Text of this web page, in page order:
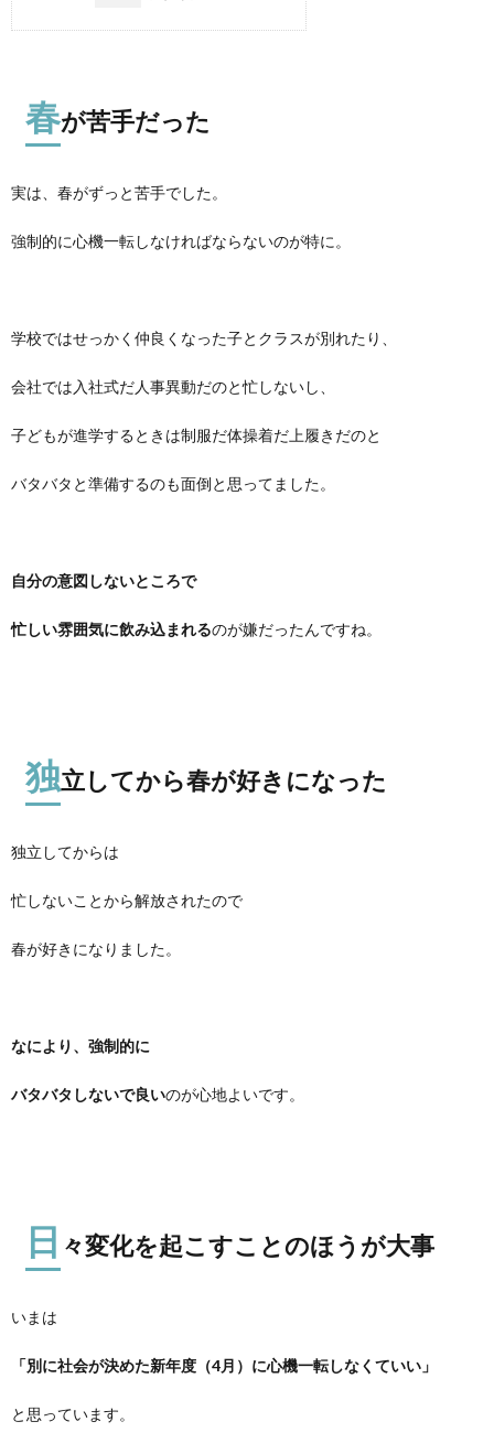
春が苦手だった
実は、春がずっと苦手でした。
強制的に心機一転しなければならないのが特に。
学校ではせっかく仲良くなった子とクラスが別れたり、
会社では入社式だ人事異動だのと忙しないし、
子どもが進学するときは制服だ体操着だ上履きだのと
バタバタと準備するのも面倒と思ってました。
自分の意図しないところで
忙しい雰囲気に飲み込まれるのが嫌だったんですね。
独立してから春が好きになった
独立してからは
忙しないことから解放されたので
春が好きになりました。
なにより、強制的に
バタバタしないで良いのが心地よいです。
日 々変化を起こすことのほうが大事
いまは
「別に社会が決めた新年度（4月）に心機一転しなくていい」
と思っています。